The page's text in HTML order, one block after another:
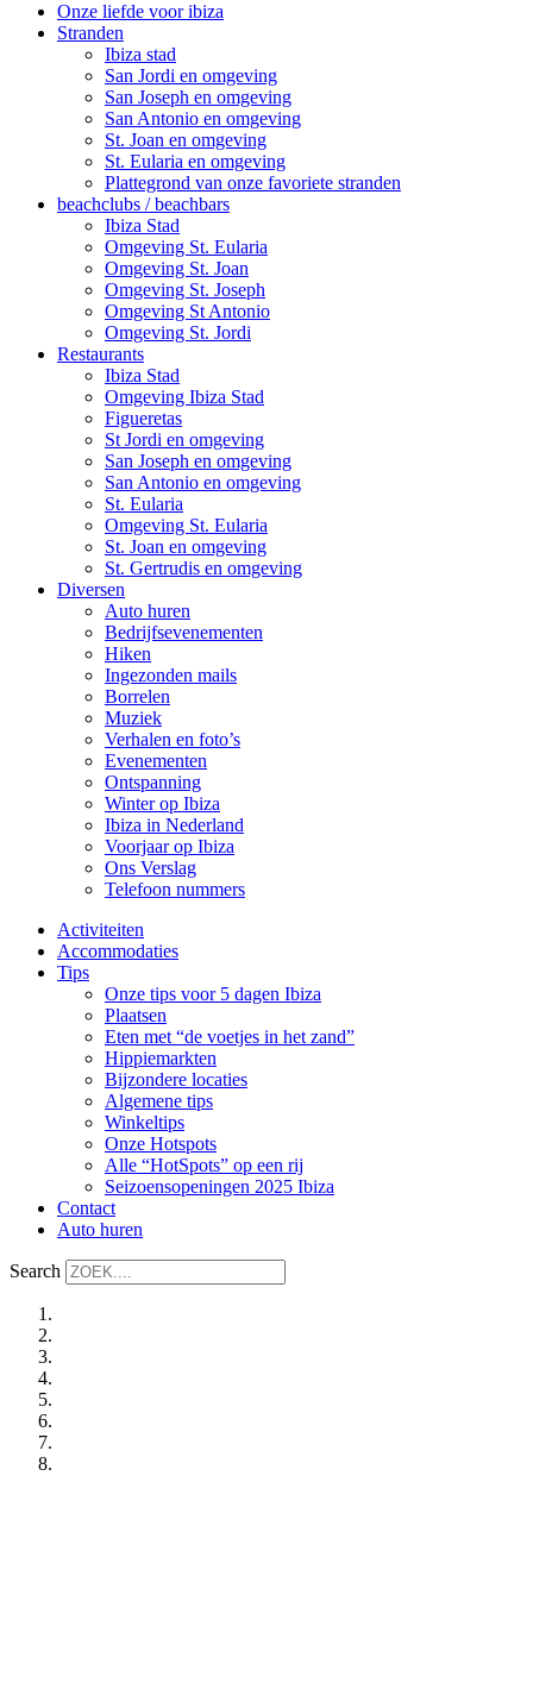
Onze liefde voor ibiza
Stranden
Ibiza stad
San Jordi en omgeving
San Joseph en omgeving
San Antonio en omgeving
St. Joan en omgeving
St. Eularia en omgeving
Plattegrond van onze favoriete stranden
beachclubs / beachbars
Ibiza Stad
Omgeving St. Eularia
Omgeving St. Joan
Omgeving St. Joseph
Omgeving St Antonio
Omgeving St. Jordi
Restaurants
Ibiza Stad
Omgeving Ibiza Stad
Figueretas
St Jordi en omgeving
San Joseph en omgeving
San Antonio en omgeving
St. Eularia
Omgeving St. Eularia
St. Joan en omgeving
St. Gertrudis en omgeving
Diversen
Auto huren
Bedrijfsevenementen
Hiken
Ingezonden mails
Borrelen
Muziek
Verhalen en foto’s
Evenementen
Ontspanning
Winter op Ibiza
Ibiza in Nederland
Voorjaar op Ibiza
Ons Verslag
Telefoon nummers
Activiteiten
Accommodaties
Tips
Onze tips voor 5 dagen Ibiza
Plaatsen
Eten met “de voetjes in het zand”
Hippiemarkten
Bijzondere locaties
Algemene tips
Winkeltips
Onze Hotspots
Alle “HotSpots” op een rij
Seizoensopeningen 2025 Ibiza
Contact
Auto huren
Search